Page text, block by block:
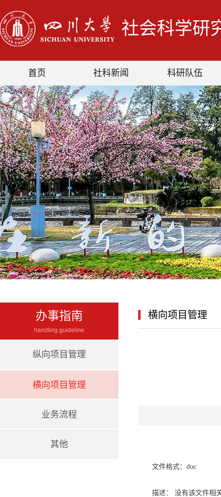
社会科学研
首页 社科新闻 科研队伍
办事指南
handling guideline
纵向项目管理
横向项目管理
业务流程
其他
横向项目管理
文件格式：doc
描述： 没有该文件相